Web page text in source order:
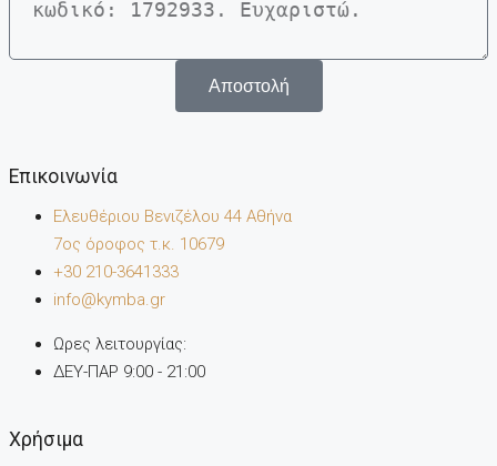
Αποστολή
Επικοινωνία
Ελευθέριου Βενιζέλου 44 Αθήνα
7oς όροφος τ.κ. 10679
+30 210-3641333
info@kymba.gr
Ωρες λειτουργίας:
ΔΕΥ-ΠΑΡ 9:00 - 21:00
Χρήσιμα